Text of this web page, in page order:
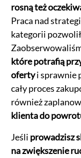
rosną też
Praca nad
kategorii
które potrafią
ofertyi sprawnie
cały proces
również
klienta do
Jeśli prowadzisz
na zwiększenie